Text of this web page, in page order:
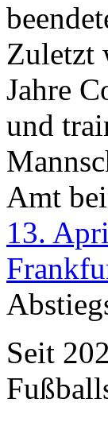
Zuletzt
Jahre
und
Amt
13.
Seit